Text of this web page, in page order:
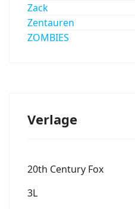
Zack
Zentauren
ZOMBIES
Verlage
20th Century Fox
3L